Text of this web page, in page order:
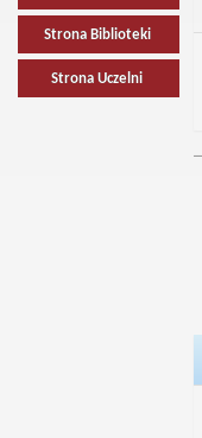
Strona Biblioteki
Strona Uczelni